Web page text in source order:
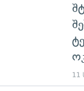
11